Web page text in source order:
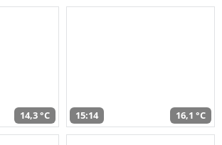
14,3 °C 15:14 16,1 °C